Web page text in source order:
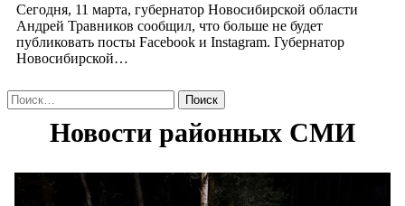
Сегодня, 11 марта, губернатор Новосибирской области
Андрей Травников сообщил, что больше не будет
публиковать посты Facebook и Instagram. Губернатор
Новосибирской…
Найти: